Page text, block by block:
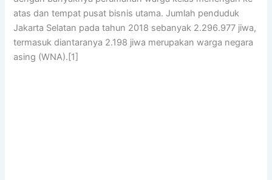
atas dan tempat pusat bisnis utama. Jumlah penduduk
Jakarta Selatan pada tahun 2018 sebanyak 2.296.977 jiwa,
termasuk diantaranya 2.198 jiwa merupakan warga negara
asing (WNA).[1]